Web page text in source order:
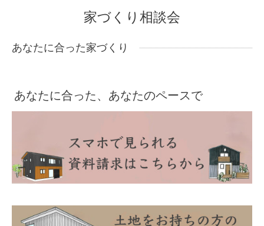
家づくり相談会
あなたに合った家づくり
あなたに合った、あなたのペースで